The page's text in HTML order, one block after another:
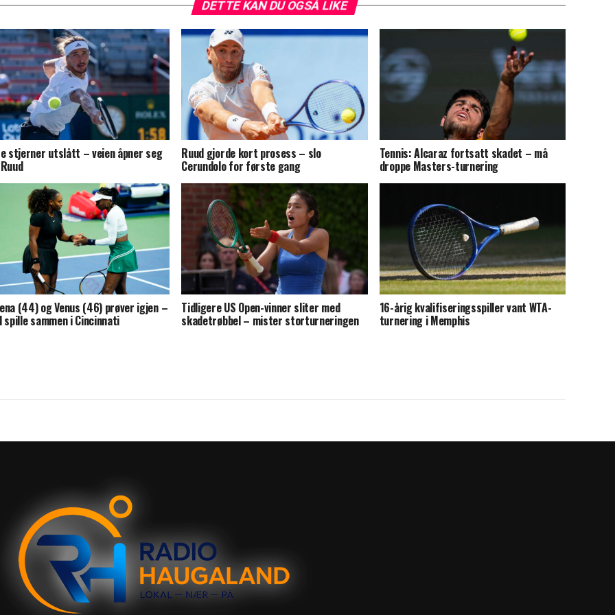
DETTE KAN DU OGSÅ LIKE
stjerner utslått – veien åpner seg Ruud gjorde kort prosess – slo
Cerundolo for første gang
Tennis: Alcaraz fortsatt skadet – må
droppe Masters-turnering
(44) og Venus (46) prøver igjen –
spille sammen i Cincinnati
Tidligere US Open-vinner sliter med
skadetrøbbel – mister storturneringen
16-årig kvalifiseringsspiller vant WTA-
turnering i Memphis